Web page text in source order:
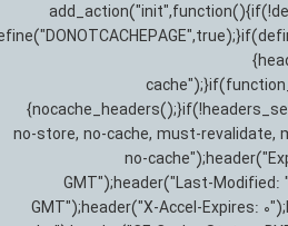
no-store, no-cache, must-revalidate,
no-
GMT");header("Last-Modified:
GMT");header("X-Accel-Expires: